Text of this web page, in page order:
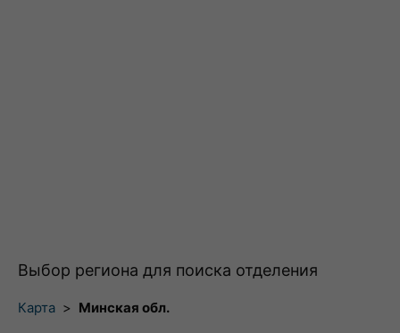
Выбор региона для поиска отделения
Карта > Минская обл.